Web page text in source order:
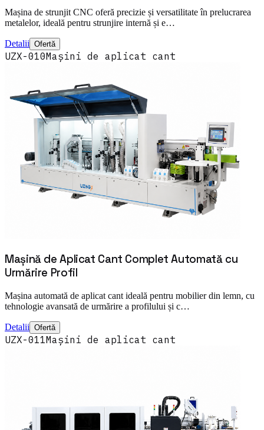
Mașina de strunjit CNC oferă precizie și versatilitate în prelucrarea
metalelor, ideală pentru strunjire internă și e…
Detalii Ofertă
UZX-010Mașini de aplicat cant
Mașină de Aplicat Cant Complet Automată cu
Urmărire Profil
Mașina automată de aplicat cant ideală pentru mobilier din lemn, cu
tehnologie avansată de urmărire a profilului și c…
Detalii Ofertă
UZX-011Mașini de aplicat cant